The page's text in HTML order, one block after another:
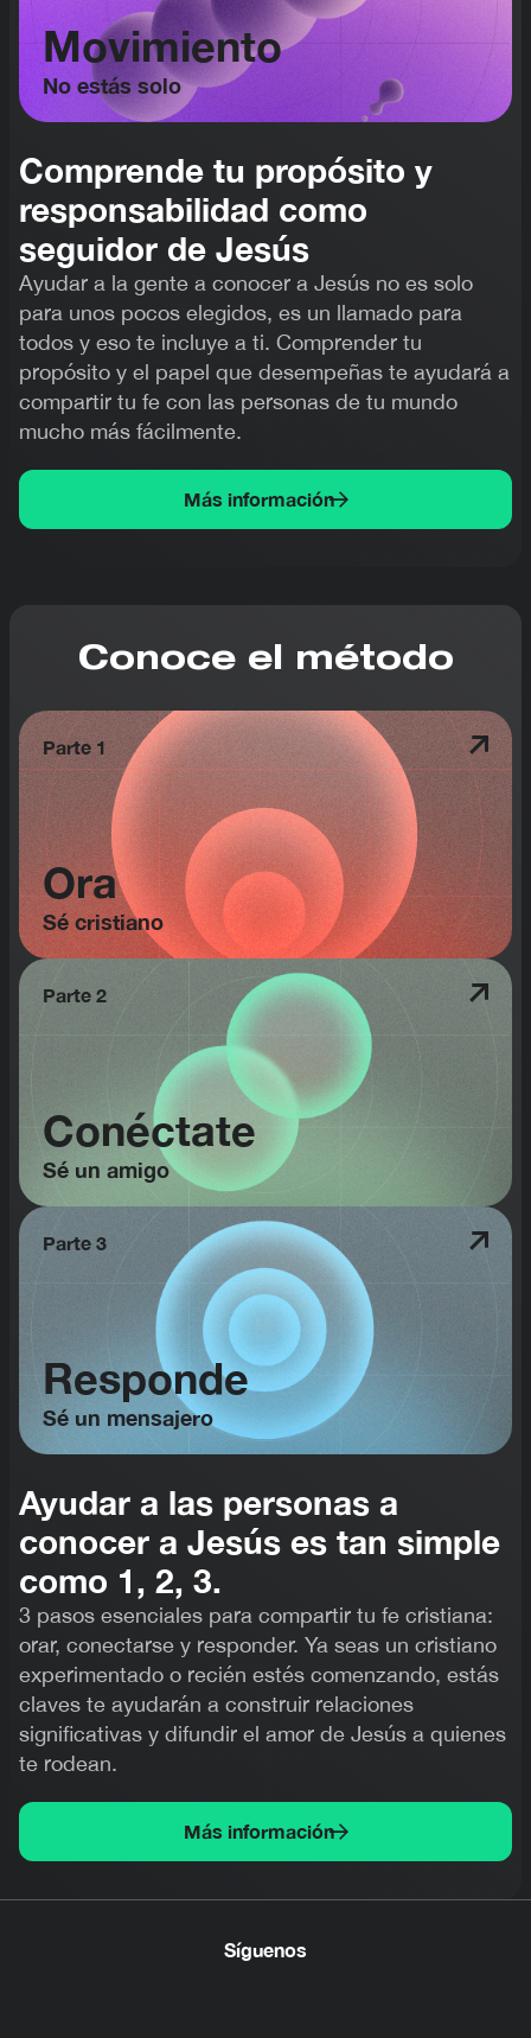
Movimiento
No estás solo
Comprende tu propósito y
responsabilidad como
seguidor de Jesús
Ayudar a la gente a conocer a Jesús no es solo
para unos pocos elegidos, es un llamado para
todos y eso te incluye a ti. Comprender tu
propósito y el papel que desempeñas te ayudará a
compartir tu fe con las personas de tu mundo
mucho más fácilmente.
Más información
Conoce el método
Parte 1
Ora
Sé cristiano
Parte 2
Conéctate
Sé un amigo
Parte 3
Responde
Sé un mensajero
Ayudar a las personas a
conocer a Jesús es tan simple
como 1, 2, 3.
3 pasos esenciales para compartir tu fe cristiana:
orar, conectarse y responder. Ya seas un cristiano
experimentado o recién estés comenzando, estás
claves te ayudarán a construir relaciones
significativas y difundir el amor de Jesús a quienes
te rodean.
Más información
Síguenos